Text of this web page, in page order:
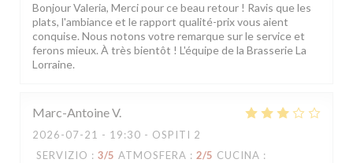
Bonjour Valeria, Merci pour ce beau retour ! Ravis que les
plats, l'ambiance et le rapport qualité-prix vous aient
conquise. Nous notons votre remarque sur le service et
ferons mieux. À très bientôt ! L'équipe de la Brasserie La
Lorraine.
Marc-AntoineV
2026-07-21 - 19:30 - OSPITI 2
SERVIZIO : 3/5 ATMOSFERA : 2/5 CUCINA :